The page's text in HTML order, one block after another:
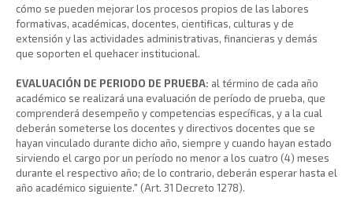
cómo se pueden mejorar los procesos propios de las labores
formativas, académicas, docentes, cientificas, culturas y de
extensión y las actividades administrativas, financieras y demás
que soporten el quehacer institucional.
EVALUACIÓN DE PERIODO DE PRUEBA: al término de cada año
académico se realizará una evaluación de período de prueba, que
comprenderá desempeño y competencias específicas, y a la cual
deberán someterse los docentes y directivos docentes que se
hayan vinculado durante dicho año, siempre y cuando hayan estado
sirviendo el cargo por un período no menor a los cuatro (4) meses
durante el respectivo año; de lo contrario, deberán esperar hasta el
año académico siguiente." (Art. 31 Decreto 1278).